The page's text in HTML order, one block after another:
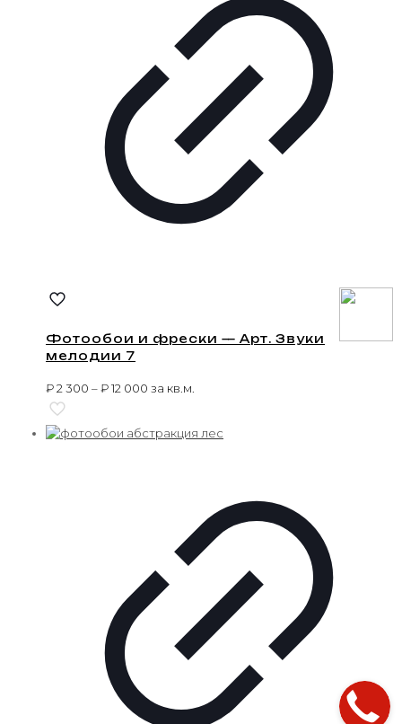
Фотообои и фрески — Арт. Звуки
мелодии 7
₽2 300 –₽12 000 за кв.м.